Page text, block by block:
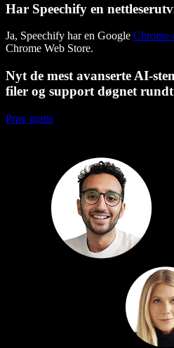
Har Speechify en
Ja, Speechify har en Google
Chrome Web Store.
Nyt de mest avanserte AI-
filer og support døgnet rundt
Prøv gratis